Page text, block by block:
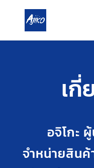
เกี่
อจิโกะ ผู้
จำหน่ายสินค้